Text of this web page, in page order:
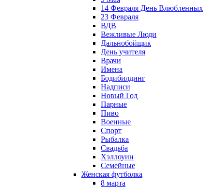
14 Февраля День Влюбленных
23 Февраля
ВДВ
Вежливые Люди
Дальнобойщик
День учителя
Врачи
Имена
Бодибилдинг
Надписи
Новый Год
Парные
Пиво
Военные
Спорт
Рыбалка
Свадьба
Хэллоуин
Семейные
Женская футболка
8 марта